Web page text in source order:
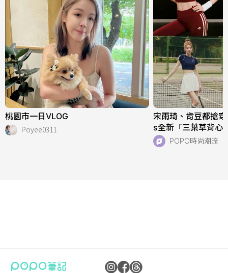
桃園市一日VLOG
Poyee0311
宋雨琦、肯豆都搶
s全新「三葉草背心
天穿！直接當日常
POPO時尚潮流